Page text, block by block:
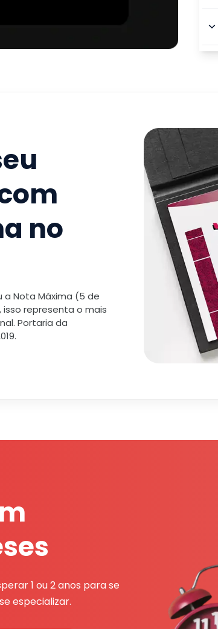
no
Nota Máxima (5 de
isso representa o mais
Portaria da
1 ou 2 anos para se
especializar.